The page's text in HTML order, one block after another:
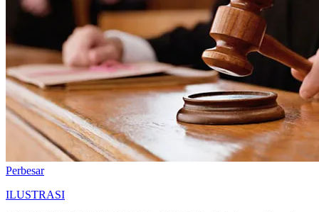
Perbesar
ILUSTRASI